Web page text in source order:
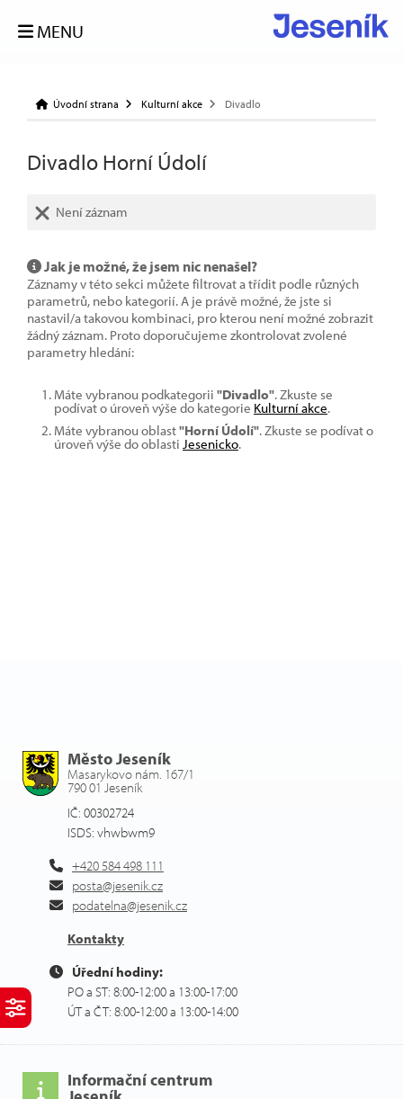
MENU
Úvodní strana Kulturní akce Divadlo
Divadlo Horní Údolí
Není záznam
Jak je možné, že jsem nic nenašel?
Záznamy v této sekci můžete filtrovat a třídit podle různých
parametrů, nebo kategorií. A je právě možné, že jste si
nastavil/a takovou kombinaci, pro kterou není možné zobrazit
žádný záznam. Proto doporučujeme zkontrolovat zvolené
parametry hledání:
Máte vybranou podkategorii "Divadlo". Zkuste se
podívat o úroveň výše do kategorie Kulturní akce.
Máte vybranou oblast"Horní Údolí". Zkuste se podívat o
úroveň výše do oblasti Jesenicko.
Město Jeseník
Masarykovo nám. 167/1
790 01 Jeseník
IČ: 00302724
ISDS: vhwbwm9
+420 584 498 111
posta@jesenik.cz
podatelna@jesenik.cz
Kontakty
Úřední hodiny:
PO a ST: 8:00-12:00 a 13:00-17:00
ÚT a ČT: 8:00-12:00 a 13:00-14:00
Informační centrum